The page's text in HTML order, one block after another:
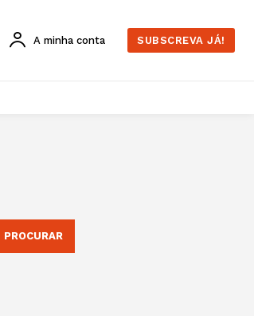
A minha conta SUBSCREVA JÁ!
PROCURAR